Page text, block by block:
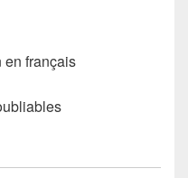
français